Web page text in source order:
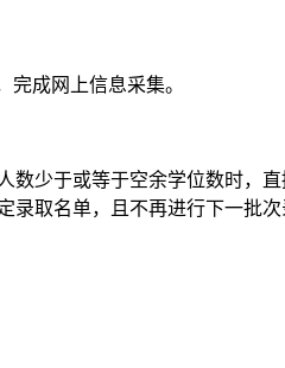
成网上信息采集。
少于或等于空余学位数时，直
录取名单，且不再进行下一批